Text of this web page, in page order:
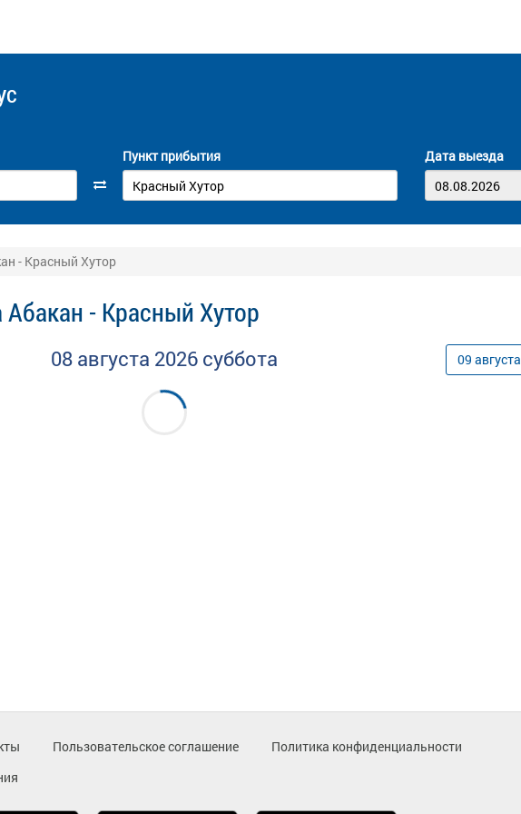
Пункт прибытия Дата выезда
- Красный Хутор
Абакан - Красный Хутор
08 августа 2026 суббота 09 августа
Пользовательское соглашение
Политика конфиденциальности